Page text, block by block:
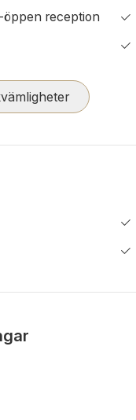
reception